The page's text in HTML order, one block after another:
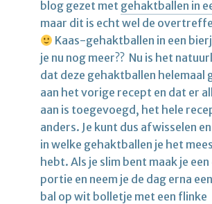
blog gezet met gehaktballen in
maar dit is echt wel de
Kaas-gehaktballen in een
je nu nog meer?? Nu is het
dat deze gehaktballen helemaal
aan het vorige recept en dat er
aan is toegevoegd, het hele
anders. Je kunt dus afwisselen
in welke gehaktballen je het
hebt. Als je slim bent maak je
portie en neem je de dag erna
bal op wit bolletje met een flinke